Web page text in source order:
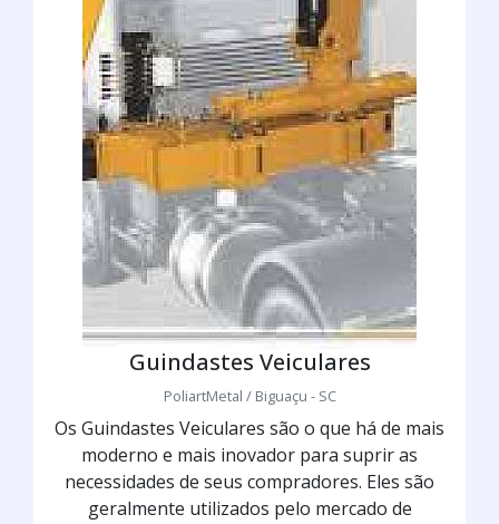
Guindastes Veiculares
PoliartMetal / Biguaçu - SC
Os Guindastes Veiculares são o que há de mais
moderno e mais inovador para suprir as
necessidades de seus compradores. Eles são
geralmente utilizados pelo mercado de